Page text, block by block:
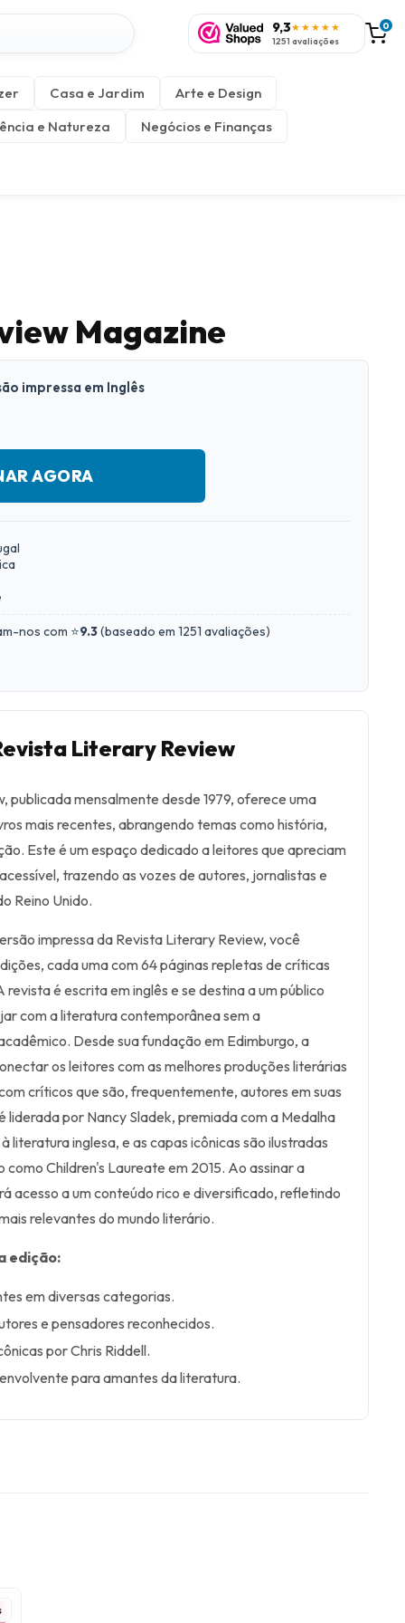
9,3★★★★★
1251 avaliações
0
Casa e Jardim
Arte e Design
e Natureza
Negócios e Finanças
Magazine
impressa em Inglês
AGORA
nos com ⭐9.3(baseado em 1251 avaliações)
Literary Review
publicada mensalmente desde 1979, oferece uma
mais recentes, abrangendo temas como história,
Este é um espaço dedicado a leitores que apreciam
trazendo as vozes de autores, jornalistas e
Reino Unido.
impressa da Revista Literary Review, você
cada uma com 64 páginas repletas de críticas
é escrita em inglês e se destina a um público
com a literatura contemporânea sem a
Desde sua fundação em Edimburgo, a
os leitores com as melhores produções literárias
críticos que são, frequentemente, autores em suas
liderada por Nancy Sladek, premiada com a Medalha
literatura inglesa, e as capas icônicas são ilustradas
como Children's Laureate em 2015. Ao assinar a
acesso a um conteúdo rico e diversificado, refletindo
relevantes do mundo literário.
edição:
em diversas categorias.
e pensadores reconhecidos.
por Chris Riddell.
para amantes da literatura.